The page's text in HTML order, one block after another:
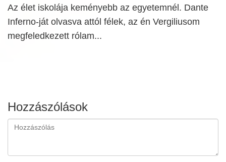
Az élet iskolája keményebb az egyetemnél. Dante
Inferno-ját olvasva attól félek, az én Vergiliusom
megfeledkezett rólam...
Hozzászólások